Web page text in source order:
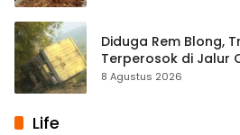
Diduga Rem Blong,
Terperosok di Jalur
Palabuhanratu
8 Agustus 2026
Life